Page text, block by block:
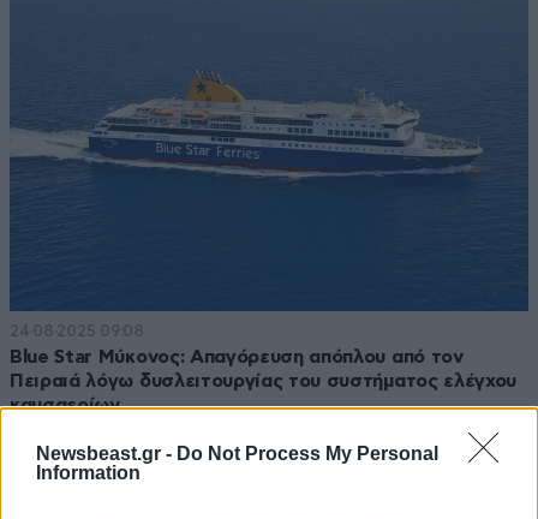
Newsbeast.gr - Do Not Process My Personal
Information
24·08·2025 09:08
Blue Star Μύκονος: Απαγόρευση απόπλου από τον
Πειραιά λόγω δυσλειτουργίας του συστήματος ελέγχου
καυσαερίων